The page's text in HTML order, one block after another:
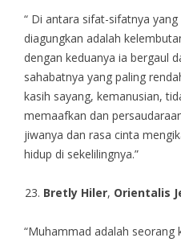
“ Di antara sifat-sifatnya
diagungkan adalah
dengan keduanya ia bergaul
sahabatnya yang paling
kasih sayang, kemanusian,
memaafkan dan
jiwanya dan rasa cinta
hidup di sekelilingnya.”
Bretly Hiler, Orientalis
“Muhammad adalah seorang